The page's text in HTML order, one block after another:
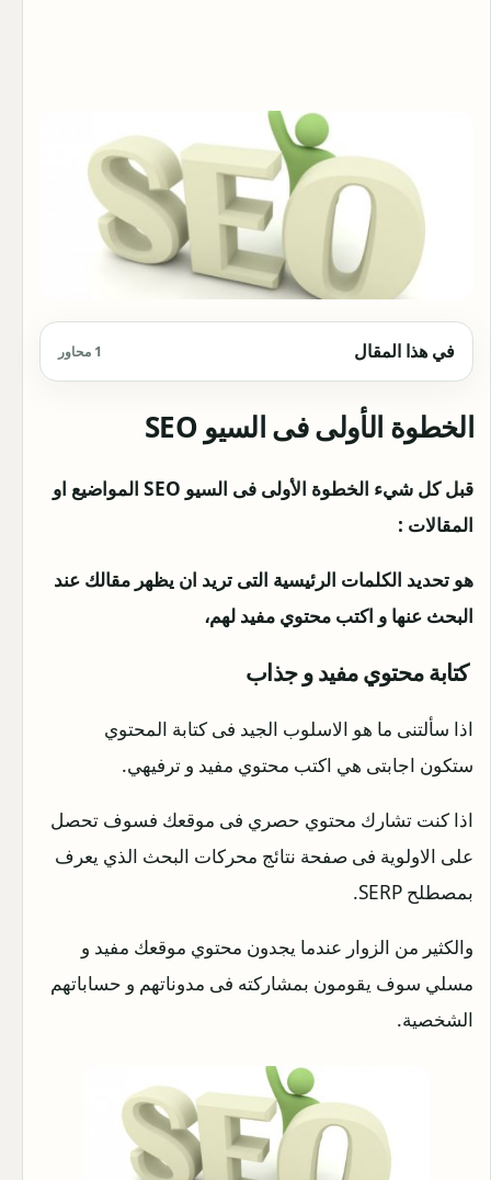
في هذا المقال 1 محاور
الخطوة الأولى فى السيو SEO
قبل كل شيء الخطوة الأولى فى السيو SEO المواضيع او
المقالات :
هو تحديد الكلمات الرئيسية التى تريد ان يظهر مقالك عند
البحث عنها و اكتب محتوي مفيد لهم،
كتابة محتوي مفيد و جذاب
اذا سألتنى ما هو الاسلوب الجيد فى كتابة المحتوي
ستكون اجابتى هي اكتب محتوي مفيد و ترفيهي.
اذا كنت تشارك محتوي حصري فى موقعك فسوف تحصل
على الاولوية فى صفحة نتائج محركات البحث الذي يعرف
بمصطلح SERP.
والكثير من الزوار عندما يجدون محتوي موقعك مفيد و
مسلي سوف يقومون بمشاركته فى مدوناتهم و حساباتهم
الشخصية.